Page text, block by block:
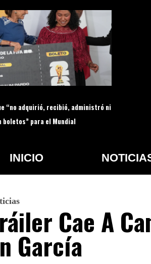
“no adquirió, recibió, administró ni
boletos” para el Mundial
INICIO
Cae A
García